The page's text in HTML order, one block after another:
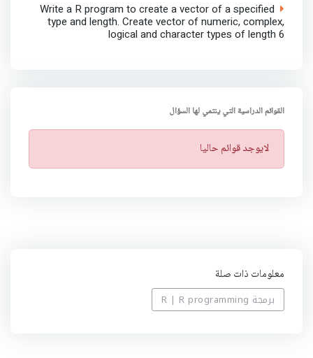
Write a R program to create a vector of a specified
type and length. Create vector of numeric, complex,
logical and character types of length 6
القوائم الدراسية التي ينتمي لها السؤال
ت
ن
لايوجد قوائم حاليا
معلومات ذات صلة
برمجة R | R programming